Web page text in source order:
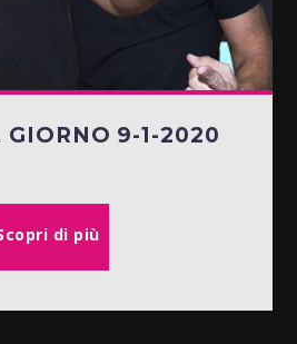
9-1-2020
di più